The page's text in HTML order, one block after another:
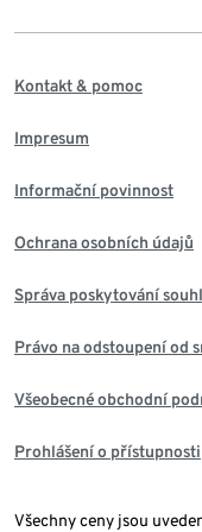
Kontakt & pomoc
Impresum
Informační povinnost
Ochrana osobních údajů
Správa poskytování
Právo na odstoupení od
Všeobecné obchodní
Prohlášení o přístupnosti
Všechny ceny jsou